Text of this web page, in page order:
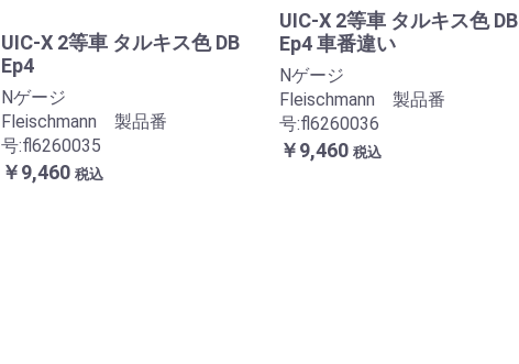
UIC-X 2等車 タルキス色 DB
Ep4
Nゲージ
Fleischmann 製品番
号:fl6260035
￥9,460 税込
UIC-X 2等車 タルキス色 DB
Ep4 車番違い
Nゲージ
Fleischmann 製品番
号:fl6260036
￥9,460 税込